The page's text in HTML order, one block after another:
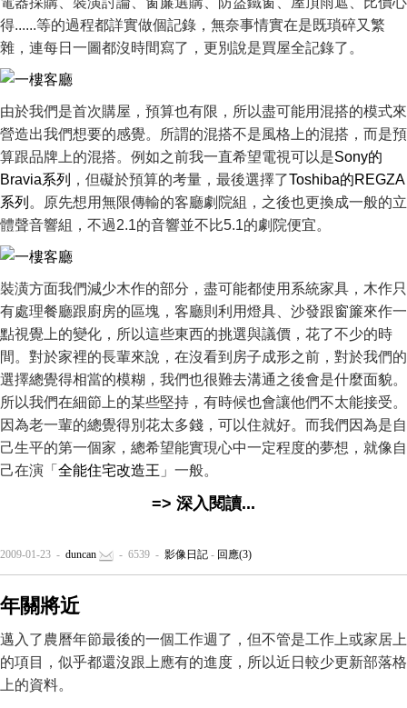
得......等的過程都詳實做個記錄，無奈事情實在是既瑣碎又繁
雜，連每日一圖都沒時間寫了，更別說是買屋全記錄了。
由於我們是首次購屋，預算也有限，所以盡可能用混搭的模式來
營造出我們想要的感覺。所謂的混搭不是風格上的混搭，而是預
算跟品牌上的混搭。例如之前我一直希望電視可以是Sony的
Bravia系列
，但礙於預算的考量，最後選擇了Toshiba的REGZA
系列 。原先想用無限傳輸的客廳劇院組，之後也更換成一般的立
體聲音響組，不過2.1的音響並不比5.1的劇院便宜。
裝潢方面我們減少木作的部分，盡可能都使用系統家具，木作只
有處理餐廳跟廚房的區塊，客廳則利用燈具、沙發跟窗簾來作一
點視覺上的變化，所以這些東西的挑選與議價，花了不少的時
間。對於家裡的長輩來說，在沒看到房子成形之前，對於我們的
選擇總覺得相當的模糊，我們也很難去溝通之後會是什麼面貌。
所以我們在細節上的某些堅持，有時候也會讓他們不太能接受。
因為老一輩的總覺得別花太多錢，可以住就好。而我們因為是自
己生平的第一個家，總希望能實現心中一定程度的夢想，就像自
己在演「 全能住宅改造王 」一般。
=> 深入閱讀...
2009-01-23 - duncan - 6539 - 影像日記 - 回應(3)
年關將近
邁入了農曆年節最後的一個工作週了，但不管是工作上或家居上
的項目，似乎都還沒跟上應有的進度，所以近日較少更新部落格
上的資料。